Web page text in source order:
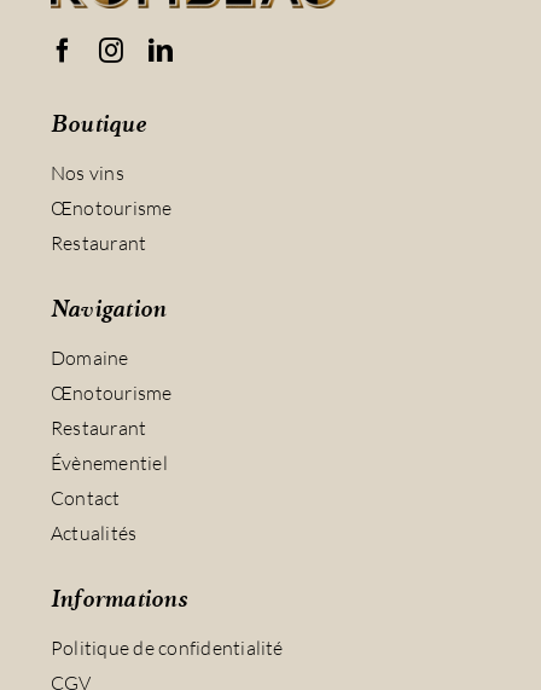
Boutique
Nos vins
Œnotourisme
Restaurant
Navigation
Domaine
Œnotourisme
Restaurant
Évènementiel
Contact
Actualités
Informations
Politique de confidentialité
CGV